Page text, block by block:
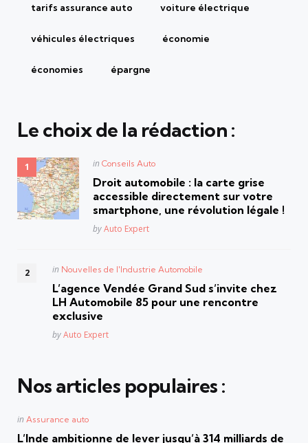
tarifs assurance auto voiture électrique
véhicules électriques économie
économies épargne
Le choix de la rédaction :
Posted
in Conseils Auto
Droit automobile : la carte grise
accessible directement sur votre
smartphone, une révolution légale !
Posted
byAuto Expert
Posted
in Nouvelles de l'Industrie Automobile
L’agence Vendée Grand Sud s’invite chez
LH Automobile 85 pour une rencontre
exclusive
Posted
byAuto Expert
Nos articles populaires :
Posted
in Assurance auto
L’Inde ambitionne de lever jusqu’à 314 milliards de